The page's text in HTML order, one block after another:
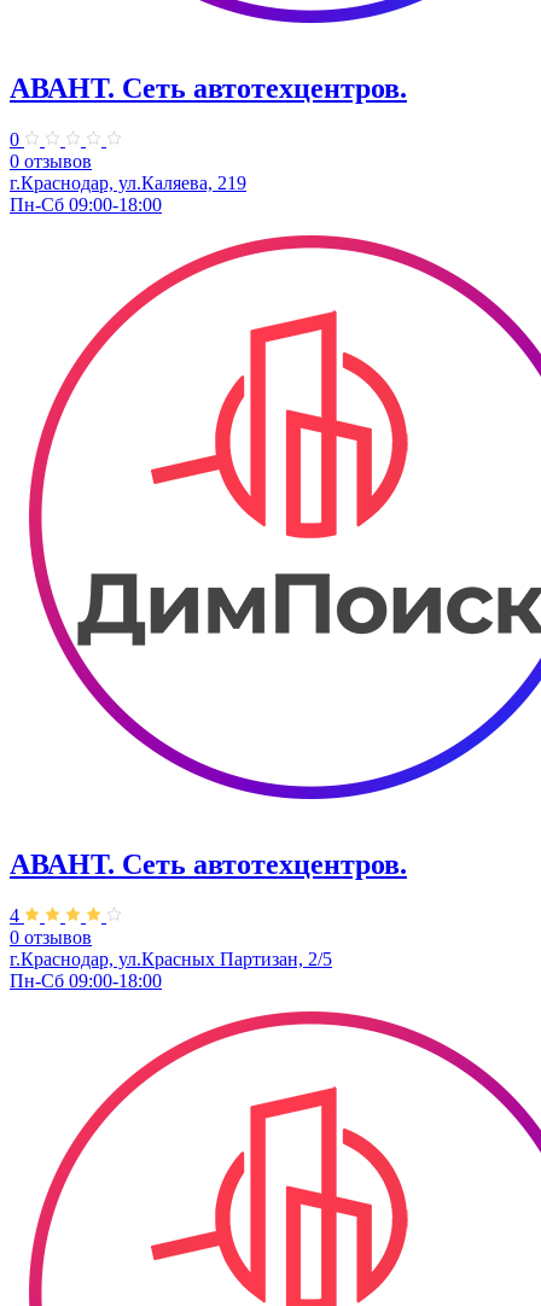
АВАНТ. ​Сеть автотехцентров.
0
0 отзывов
г.Краснодар, ул.Каляева, 219
Пн-Сб 09:00-18:00
АВАНТ. ​Сеть автотехцентров.
4
0 отзывов
г.Краснодар, ул.Красных Партизан, 2/5
Пн-Сб 09:00-18:00